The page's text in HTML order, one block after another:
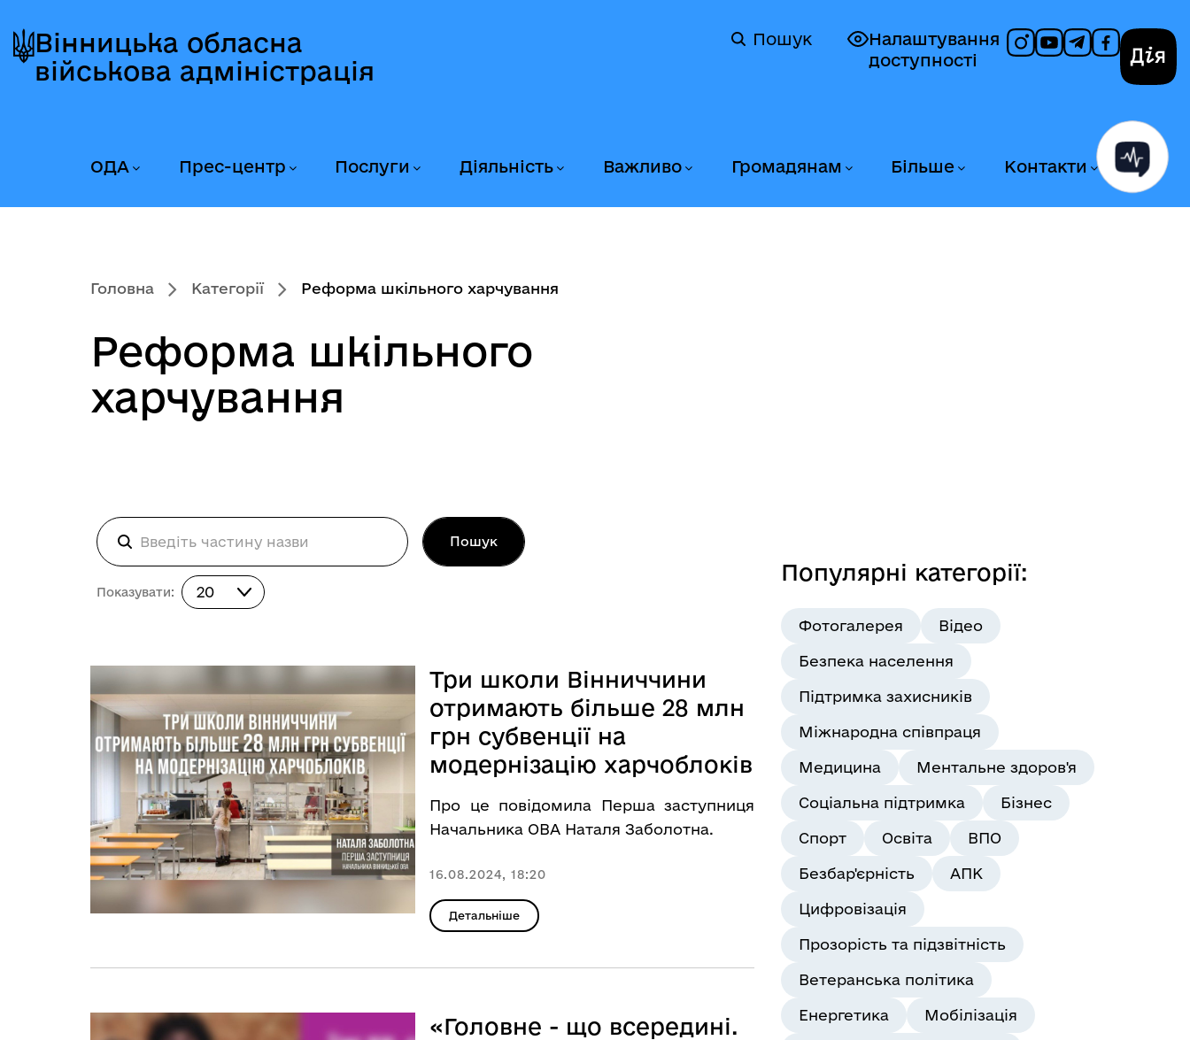
до
головного
до
головного
вмісту
до
головного
колонтитула
Вінницька обласна
військова адміністрація
Налаштування
доступності
Пошук
ОДА Прес-центр Послуги Діяльність Важливо Громадянам Більше Контакти
Головна Категорії Реформа шкільного харчування
Реформа шкільного
харчування
Пошук
Показувати: Показувати:
20
Три школи Вінниччини
отримають більше 28 млн
грн субвенції на
модернізацію харчоблоків
Про це повідомила Перша заступниця
Начальника ОВА Наталя Заболотна.
16.08.2024, 18:20
Детальніше
«Головне - що всередині.
Популярні категорії:
Фотогалерея Відео
Безпека населення
Підтримка захисників
Міжнародна співпраця
Медицина Ментальне здоров'я
Соціальна підтримка Бізнес
Спорт Освіта ВПО
Безбар'єрність АПК
Цифровізація
Прозорість та підзвітність
Ветеранська політика
Енергетика Мобілізація